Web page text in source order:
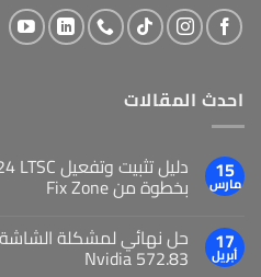
احدث المقالات
15
مارس
بخطوة من Fix Zone
17
أبريل
حل نهائي لمشكلة
Nvidia 572.83